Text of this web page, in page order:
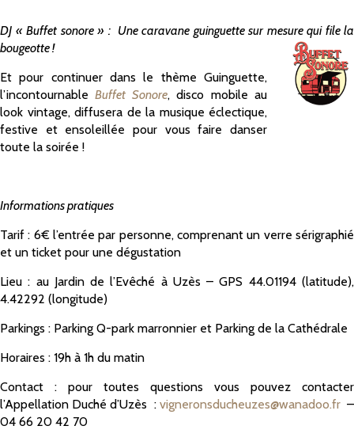
DJ « Buffet sonore » : Une caravane guinguette sur mesure qui file la
bougeotte !
Et pour continuer dans le thème Guinguette,
l’incontournableBuffet Sonore, disco mobile au
look vintage, diffusera de la musique éclectique,
festive et ensoleillée pour vous faire danser
toute la soirée !
Informations pratiques
Tarif : 6€ l’entrée par personne, comprenant un verre sérigraphié
et un ticket pour une dégustation
Lieu : au Jardin de l’Evêché à Uzès – GPS 44.01194 (latitude),
4.42292 (longitude)
Parkings : Parking Q-park marronnier et Parking de la Cathédrale
Horaires : 19h à 1h du matin
Contact : pour toutes questions vous pouvez contacter
l’Appellation Duché d’Uzès : vigneronsducheuzes@wanadoo.fr–
04 66 20 42 70